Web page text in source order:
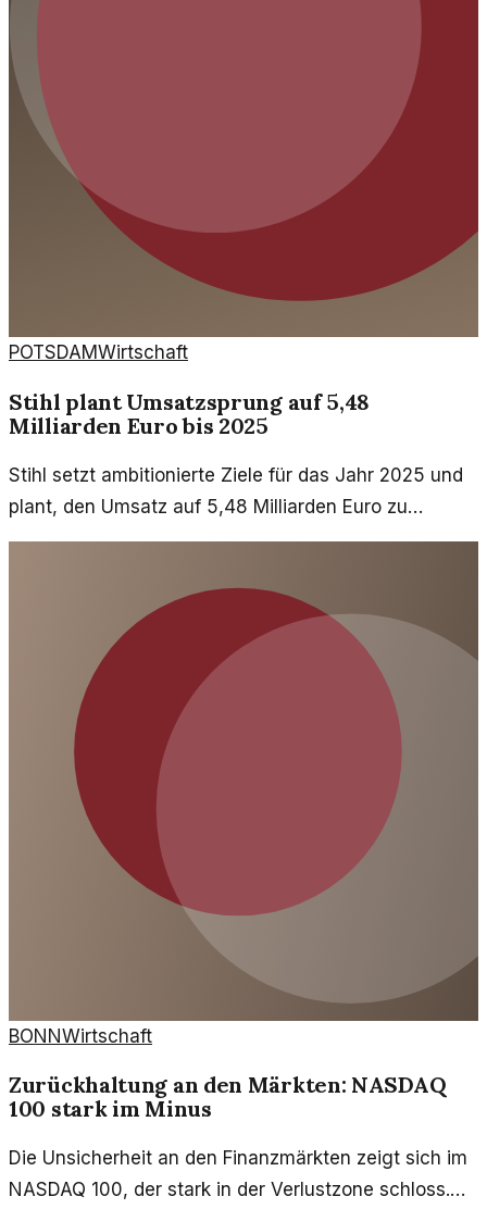
POTSDAMWirtschaft
Stihl plant Umsatzsprung auf 5,48
Milliarden Euro bis 2025
Stihl setzt ambitionierte Ziele für das Jahr 2025 und
plant, den Umsatz auf 5,48 Milliarden Euro zu
steigern. Das Unternehmen setzt auf Innovation und
BONNWirtschaft
Zurückhaltung an den Märkten: NASDAQ
100 stark im Minus
Die Unsicherheit an den Finanzmärkten zeigt sich im
NASDAQ 100, der stark in der Verlustzone schloss.